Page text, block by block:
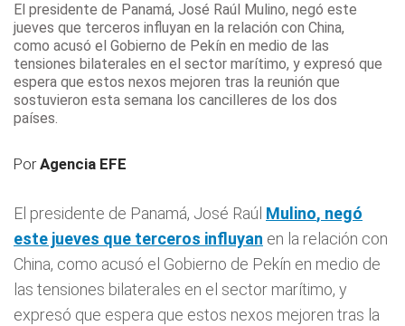
El presidente de Panamá, José Raúl Mulino, negó este
jueves que terceros influyan en la relación con China,
como acusó el Gobierno de Pekín en medio de las
tensiones bilaterales en el sector marítimo, y expresó que
espera que estos nexos mejoren tras la reunión que
sostuvieron esta semana los cancilleres de los dos
países.
PorAgencia EFE
El presidente de Panamá, José Raúl Mulino, negó
este jueves que terceros influyan en la relación con
China, como acusó el Gobierno de Pekín en medio de
las tensiones bilaterales en el sector marítimo, y
expresó que espera que estos nexos mejoren tras la